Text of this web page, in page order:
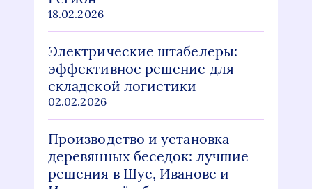
18.02.2026
Электрические штабелеры:
эффективное решение для
складской логистики
02.02.2026
Производство и установка
деревянных беседок: лучшие
решения в Шуе, Иванове и